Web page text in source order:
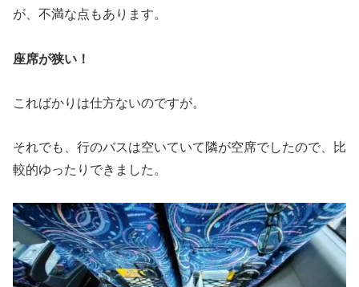
が、不満な点もあります。
座席が狭い！
こればかりは仕方ないのですが。
それでも、行のバスは空いていて隣が空席でしたので、比
較的ゆったりできました。